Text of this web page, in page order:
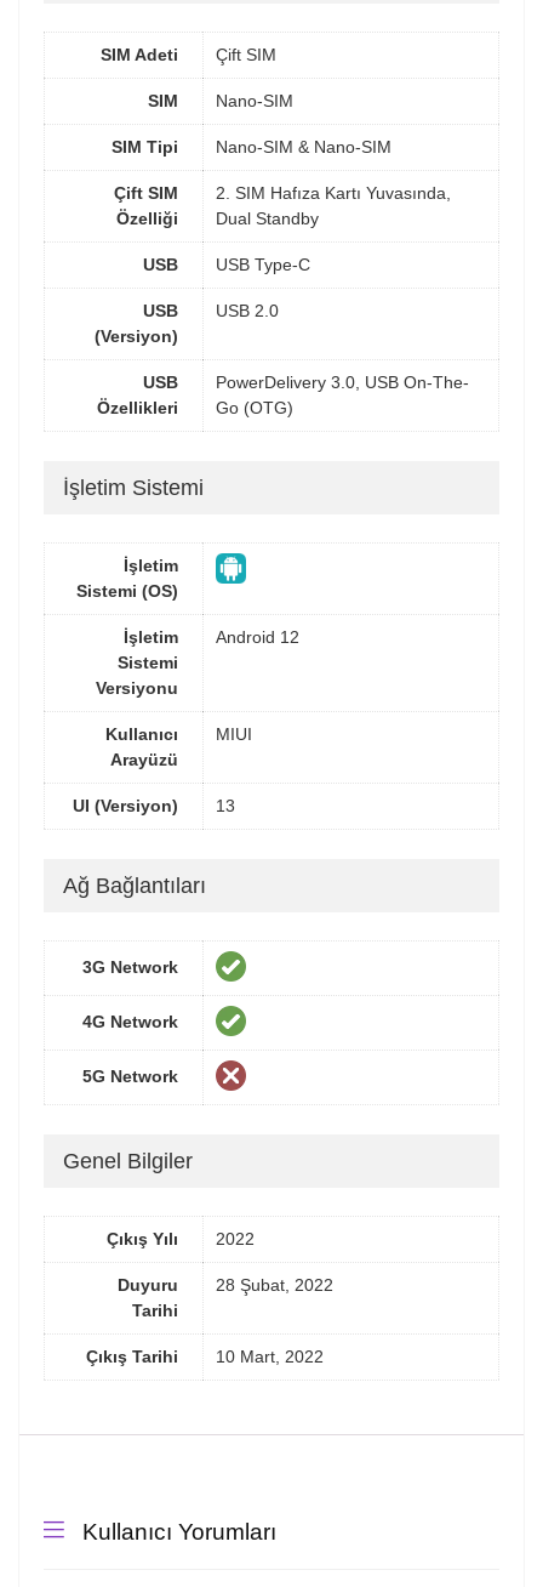
SIM Adeti Çift SIM
SIM Nano-SIM
SIM Tipi Nano-SIM & Nano-SIM
Çift SIM
Özelliği
2. SIM Hafıza Kartı Yuvasında,
Dual Standby
USB USB Type-C
USB
(Versiyon)
USB 2.0
USB
Özellikleri
PowerDelivery 3.0, USB On-The-
Go (OTG)
İşletim Sistemi
İşletim
Sistemi (OS)
İşletim
Sistemi
Versiyonu
Android 12
Kullanıcı
Arayüzü
MIUI
UI (Versiyon) 13
Ağ Bağlantıları
3G Network
4G Network
5G Network
Genel Bilgiler
Çıkış Yılı 2022
Duyuru
Tarihi
28 Şubat, 2022
Çıkış Tarihi 10 Mart, 2022
Kullanıcı Yorumları